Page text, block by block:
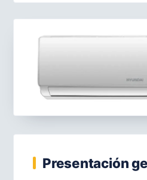
Presentación